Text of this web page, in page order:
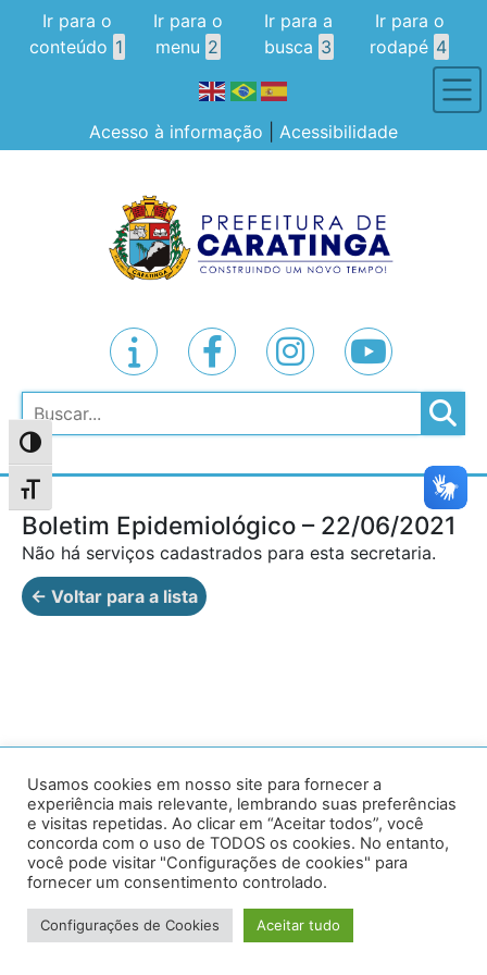
Alternar alto contraste
Alternar tamanho da fonte
Ir para o
conteúdo 1
Ir para o
menu 2
Ir para a
busca 3
Ir para o
rodapé 4
Acesso à informação Acessibilidade
Pesquisar
Boletim Epidemiológico – 22/06/2021
Não há serviços cadastrados para esta secretaria.
← Voltar para a lista
Av. Prof. Armando Alves da Silva, nº 1950 - Zacarias,
Caratinga - MG - 35302-403 / Tel: (33) 3329 8000
Desenvolvido por VersaTec
Usamos cookies em nosso site para fornecer a
experiência mais relevante, lembrando suas preferências
e visitas repetidas. Ao clicar em “Aceitar todos”, você
concorda com o uso de TODOS os cookies. No entanto,
você pode visitar "Configurações de cookies" para
fornecer um consentimento controlado.
Configurações de Cookies Aceitar tudo